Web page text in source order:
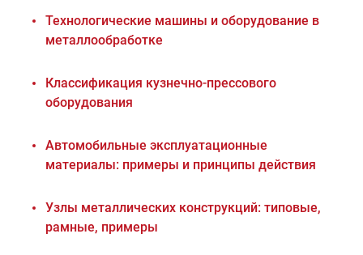
Технологические машины и оборудование в
металлообработке
Классификация кузнечно-прессового
оборудования
Автомобильные эксплуатационные
материалы: примеры и принципы действия
Узлы металлических конструкций: типовые,
рамные, примеры